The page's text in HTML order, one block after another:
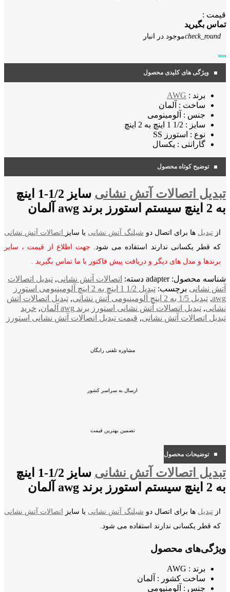
قیمت :
تماس بگیرید
check_roundموجود در انبار
ویژگی های کلیدی محصول
برند : AWG
ساخت : آلمان
جنس : آلومینومی
سایز : 1/2 1 اینچ به 2 اینچ
نوع : استورز SS
گارانتی : یکسال
توضیح کوتاه محصول
تبدیل اتصالات آتش نشانی
سایز 1/2-1 اینچ
به 2 اینچ سیستم استورز برند awg آلمان
ازتبدیل ها برای اتصال دو شیلنگ آتش نشانی یا سایز
اتصالات آتش نشانی
که قطر یکسانی ندارند استفاده می شود. جهت اطلاع از قیمت ، سایر
برندها و مدل های دیگر و دریافت پیش فاکتور با ما تماس بگیرید .
شناسه محصول:adapter دسته: اتصالات آتش نشانی, تبدیل اتصالات
آتش نشانی برچسب:
تبدیل 1/2 1 اینچ به 2 اینچ آلومینیومی استورز
awg
, تبدیل 1/5 به 2 اینچ آلومینیومی آتش نشانی , تبدیل اتصالات آتش
نشانی, تبدیل اتصالات آتش نشانی استورز برند awg آلمان , خرید
تبدیل اتصالات آتش نشانی, قیمت تبدیل اتصالات آتش نشانی استورز
مشاوره تلفنی رایگان
ارسال به سراسر کشور
تضمین بهترین قیمت
توضیحات محصول
تبدیل اتصالات آتش نشانی
سایز 1/2-1 اینچ
به 2 اینچ سیستم استورز برند awg آلمان
ازتبدیل ها برای اتصال دو شیلنگ آتش نشانی یا سایز
اتصالات آتش نشانی
که قطر یکسانی ندارند استفاده می شود.
ویژگی‌های محصول
برند : AWG
ساخت کشور : آلمان
جنس : آلومنیومی